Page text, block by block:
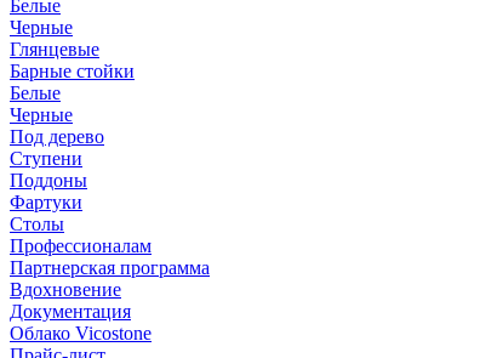
Белые
Черные
Глянцевые
Барные стойки
Белые
Черные
Под дерево
Ступени
Поддоны
Фартуки
Столы
Профессионалам
Партнерская программа
Вдохновение
Документация
Облако Vicostone